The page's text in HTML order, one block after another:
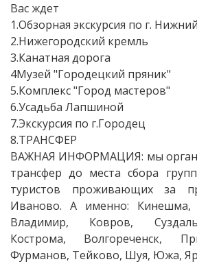
Вас ждет
1.Обзорная экскурсия по г.
2.Нижегородский кремль
3.Канатная дорога
4Музей "Городецкий пряник"
5.Комплекс "Город мастеров"
6.Усадьба Лапшиной
7.Экскурсия по г.Городец
8.ТРАНСФЕР
ВАЖНАЯ ИНФОРМАЦИЯ: мы
трансфер до места сбора
туристов проживающих за
Иваново. А именно: Кинешма,
Владимир, Ковров,
Кострома, Волгореченск,
Фурманов, Тейково, Шуя, Южа,